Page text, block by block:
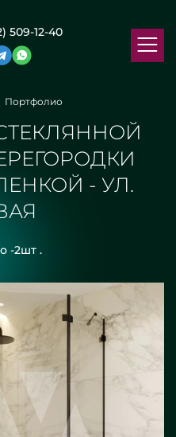
509-12-40
Портфолио
- УЛ.
-2шт .